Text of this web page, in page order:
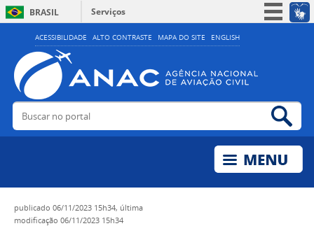
ACESSIBILIDADE ALTO CONTRASTE MAPA DO SITE ENGLISH
BRASIL
Serviços
Simplifique!
Acesso à informação
Legislação
Buscar no portal
publicado 06/11/2023 15h34, última
modificação 06/11/2023 15h34